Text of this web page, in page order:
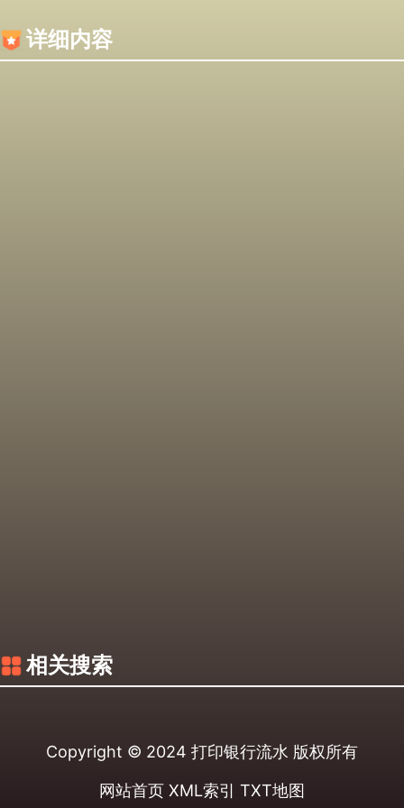
详细内容
相关搜索
Copyright © 2024 打印银行流水 版权所有
网站首页 XML索引 TXT地图